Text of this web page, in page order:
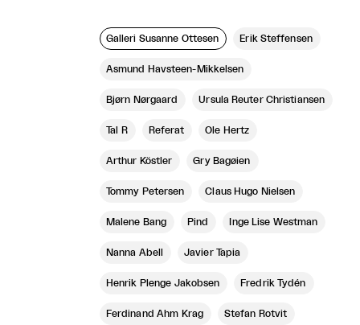
Galleri Susanne Ottesen Erik Steffensen
Asmund Havsteen-Mikkelsen
Bjørn Nørgaard Ursula Reuter Christiansen
Tal R Referat Ole Hertz
Arthur Köstler Gry Bagøien
Tommy Petersen Claus Hugo Nielsen
Malene Bang Pind Inge Lise Westman
Nanna Abell Javier Tapia
Henrik Plenge Jakobsen Fredrik Tydén
Ferdinand Ahm Krag Stefan Rotvit